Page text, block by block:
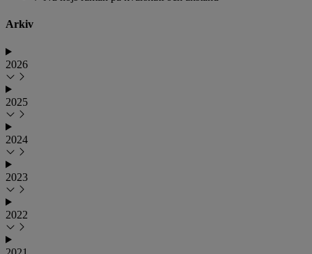
Arkiv
2026
2025
2024
2023
2022